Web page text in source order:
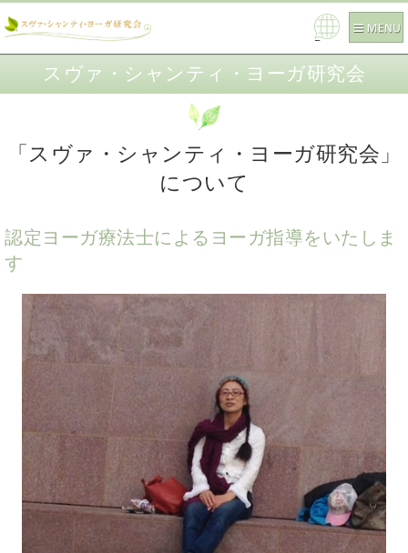
Pow
ered
by
スヴァ・シャンティ・ヨーガ研究会
「スヴァ・シャンティ・ヨーガ研究会」
について
認定ヨーガ療法士によるヨーガ指導をいたしま
す